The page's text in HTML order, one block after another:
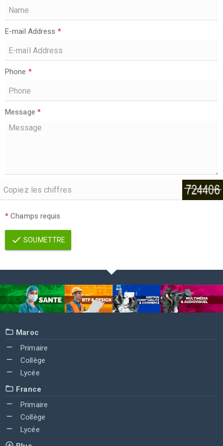
E-mail Address *
Phone *
Message *
* Champs requis
SOUMETTRE
Maroc
Primaire
Collège
Lycée
France
Primaire
Collège
Lycée